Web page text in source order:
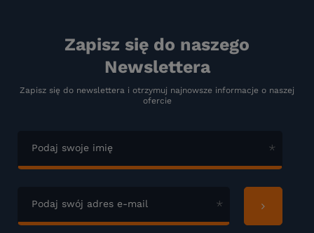
Zapisz się do naszego
Newslettera
Zapisz się do newslettera i otrzymuj najnowsze informacje o naszej
ofercie
Podaj swoje imię
Podaj swój adres e-mail